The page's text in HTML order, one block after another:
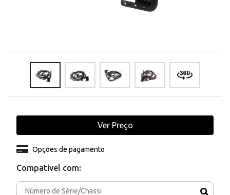
Compativel com:
Opções de pagamento
Ver Preço